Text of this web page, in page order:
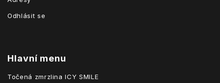
Odhlásit se
Hlavní menu
Točená zmrzlina ICY SMILE